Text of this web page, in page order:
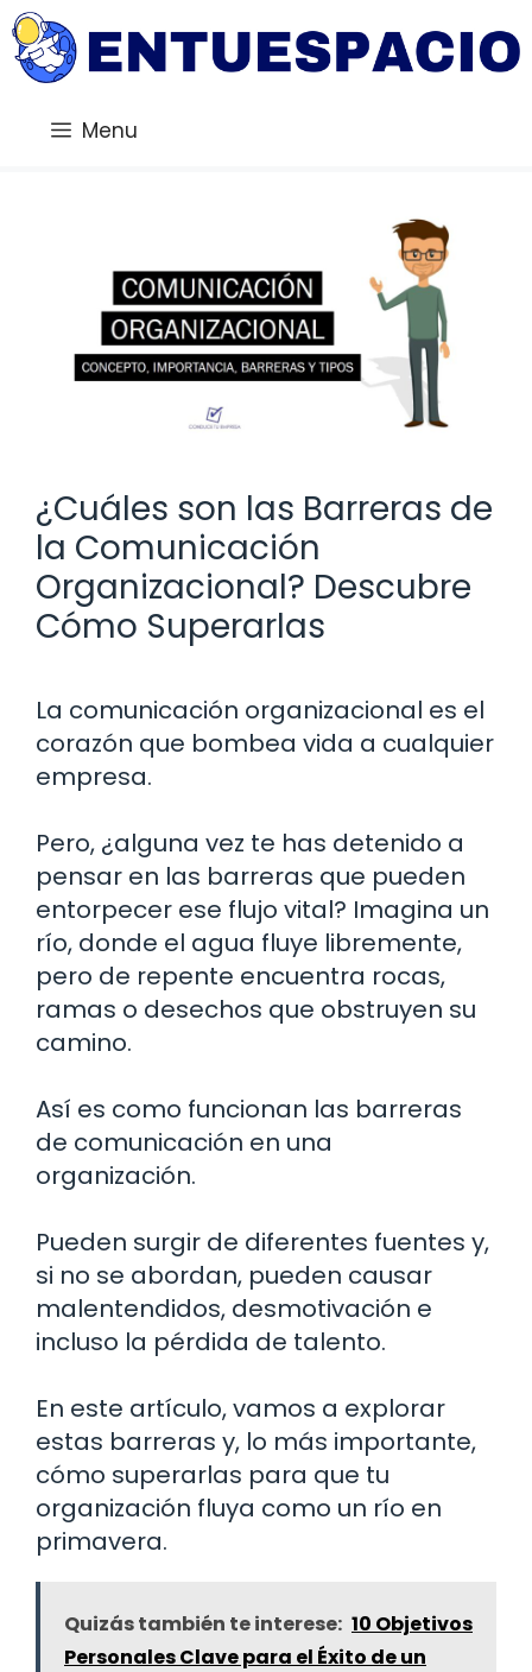
Saltar
al
contenido
Menu
¿Cuáles son las Barreras de
la Comunicación
Organizacional? Descubre
Cómo Superarlas
La comunicación organizacional es el
corazón que bombea vida a cualquier
empresa.
Pero, ¿alguna vez te has detenido a
pensar en las barreras que pueden
entorpecer ese flujo vital? Imagina un
río, donde el agua fluye libremente,
pero de repente encuentra rocas,
ramas o desechos que obstruyen su
camino.
Así es como funcionan las barreras
de comunicación en una
organización.
Pueden surgir de diferentes fuentes y,
si no se abordan, pueden causar
malentendidos, desmotivación e
incluso la pérdida de talento.
En este artículo, vamos a explorar
estas barreras y, lo más importante,
cómo superarlas para que tu
organización fluya como un río en
primavera.
Quizás también te interese: 10 Objetivos
Personales Clave para el Éxito de un